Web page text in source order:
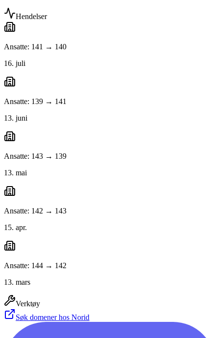
Hendelser
Ansatte: 141 → 140
16. juli
Ansatte: 139 → 141
13. juni
Ansatte: 143 → 139
13. mai
Ansatte: 142 → 143
15. apr.
Ansatte: 144 → 142
13. mars
Verktøy
Søk domener hos Norid